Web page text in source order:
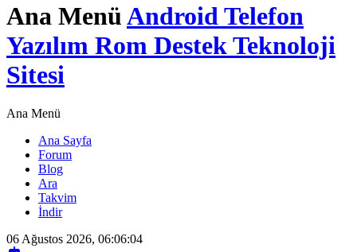
Ana MenüAndroid Telefon
Yazılım Rom Destek Teknoloji
Sitesi
Ana Menü
Ana Sayfa
Forum
Blog
Ara
Takvim
İndir
06 Ağustos 2026, 06:06:04